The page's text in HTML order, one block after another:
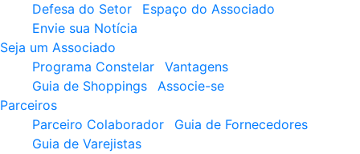
Defesa do Setor
Espaço do Associado
Envie sua Notícia
Seja um Associado
Programa Constelar
Vantagens
Guia de Shoppings
Associe-se
Parceiros
Parceiro Colaborador
Guia de Fornecedores
Guia de Varejistas